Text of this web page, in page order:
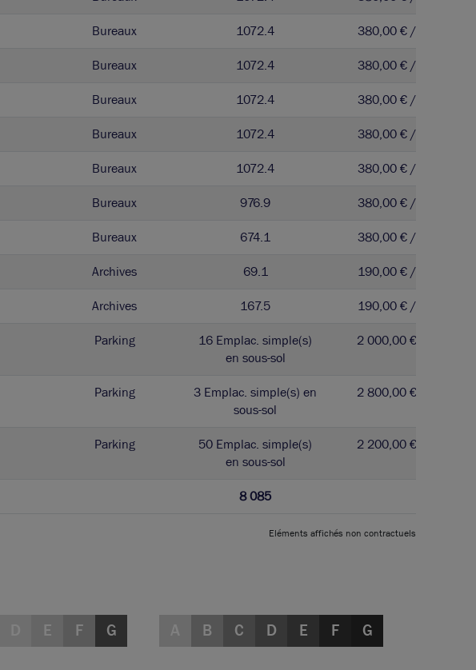
Bureaux 1072.4 380,00 € / m²
Bureaux 1072.4 380,00 € / m²
Bureaux 1072.4 380,00 € / m²
Bureaux 1072.4 380,00 € / m²
Bureaux 1072.4 380,00 € / m²
Bureaux 976.9 380,00 € / m²
Bureaux 674.1 380,00 € / m²
Archives 69.1 190,00 € / m²
Archives 167.5 190,00 € / m²
Parking
16 Emplac. simple(s)
en sous-sol
2 000,00 € / u
Parking
3 Emplac. simple(s) en
sous-sol
2 800,00 € / u
Parking
50 Emplac. simple(s)
en sous-sol
2 200,00 € / u
8 085
Eléments affichés non contractuels
E F G B C D E F G